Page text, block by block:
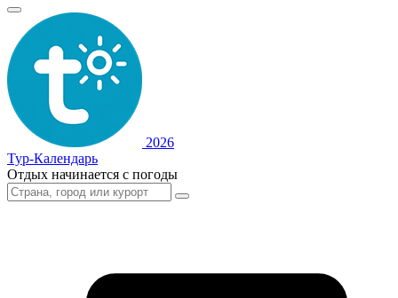
2026
Тур-Календарь
Отдых начинается с погоды